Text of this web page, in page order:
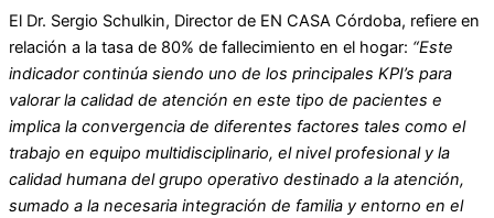
El Dr. Sergio Schulkin, Director de EN CASA Córdoba, refiere en
relación a la tasa de 80% de fallecimiento en el hogar: “Este
indicador continúa siendo uno de los principales KPI’s para
valorar la calidad de atención en este tipo de pacientes e
implica la convergencia de diferentes factores tales como el
trabajo en equipo multidisciplinario, el nivel profesional y la
calidad humana del grupo operativo destinado a la atención,
sumado a la necesaria integración de familia y entorno en el